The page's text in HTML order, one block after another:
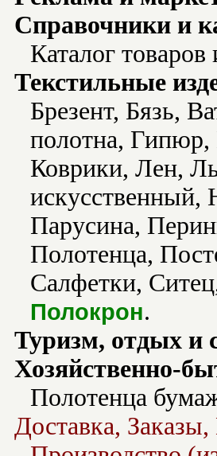
Справочники и
Каталог
Текстильные
Брезент, Бязь,
полотна, Гипюр,
Коврики, Лен,
искусственный,
Парусина,
Полотенца,
Салфетки,
Полокрон.
Туризм, отдых и
Хозяйственно-
Полотенца
Доставка,